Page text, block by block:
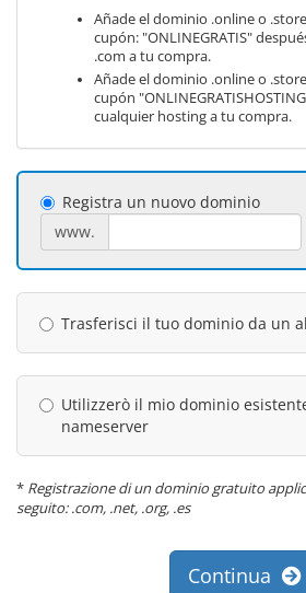
Añade el dominio .online o
cupón: "ONLINEGRATIS"
.com a tu compra.
Añade el dominio .online o
cupón
cualquier hosting a tu compra.
Registra un nuovo dominio
www.
Trasferisci il tuo dominio da un
Utilizzerò il mio dominio
nameserver
* Registrazione di un dominio gratuito
seguito: .com, .net, .org, .es
Continua